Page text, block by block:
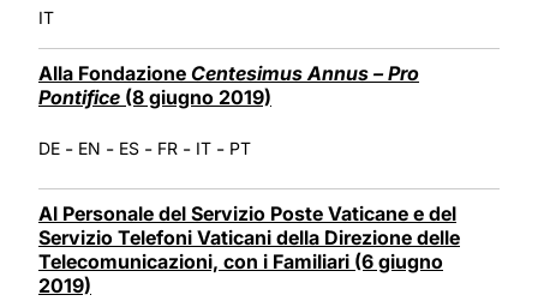
IT
Alla Fondazione Centesimus Annus – Pro
Pontifice (8 giugno 2019)
DE - EN - ES - FR - IT - PT
Al Personale del Servizio Poste Vaticane e del
Servizio Telefoni Vaticani della Direzione delle
Telecomunicazioni, con i Familiari (6 giugno
2019)